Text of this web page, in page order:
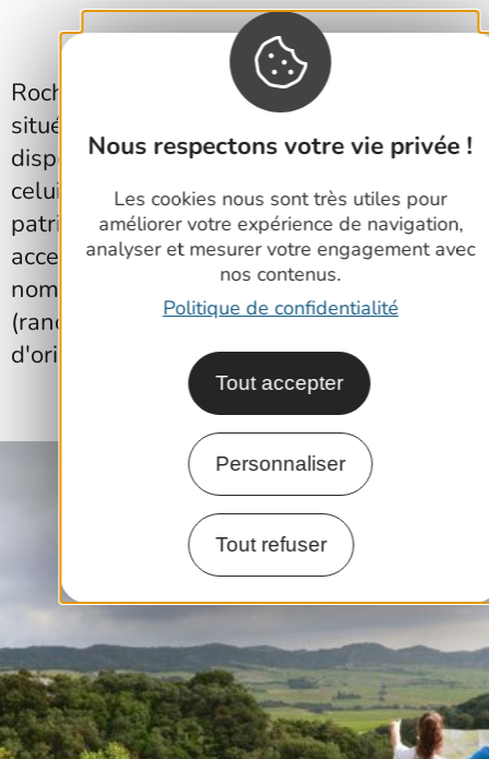
Nous respectons votre vie privée !
Les cookies nous sont très utiles pour
améliorer votre expérience de navigation,
analyser et mesurer votre engagement avec
nos contenus.
Politique de confidentialité
Tout accepter
Personnaliser
Tout refuser
Rochefort du Gard est un village gardois
situé en Provence aux portes d'Avignon. Il
dispose de nombreux atouts pour séduire
celui qui le visite : son histoire, son
patrimoine culturel, ses espaces naturels
accessibles pour la pratique de
nombreuses activités de pleine nature
(randonnée, escalade, course
d'orientation...).